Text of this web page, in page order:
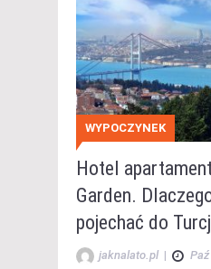
WYPOCZYNEK
Hotel
Garden.
pojechać do
jaknalato.pl |